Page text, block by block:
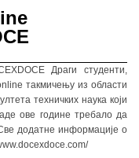
Драги студенти,
такмичењу из области
техничких наука који
ове године требало да
додатне информације о